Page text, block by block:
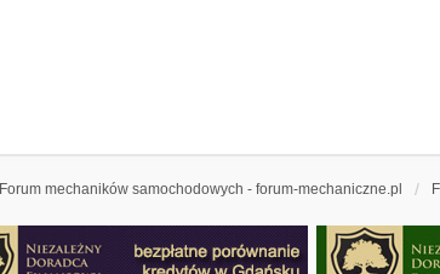
Forum mechaników samochodowych - forum-mechaniczne.pl